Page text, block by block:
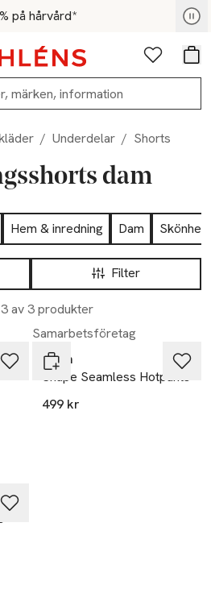
på hårvård*
- Shoppa nu
Favoriter
/ Underdelar / Shorts
dam
Hem & inredning Dam
Skönhet
Filter
av 3 produkter
Samarbetsföretag
aim'n
Shape Seamless Hotpants
499 kr